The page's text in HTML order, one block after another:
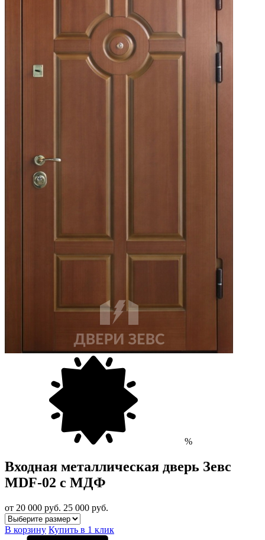
%
Входная металлическая дверь Зевс
MDF-02 с МДФ
от 20 000 руб. 25 000 руб.
В корзину Купить в 1 клик